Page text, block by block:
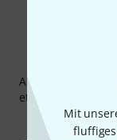
Mit
Abonniere den
etwas Glück einen